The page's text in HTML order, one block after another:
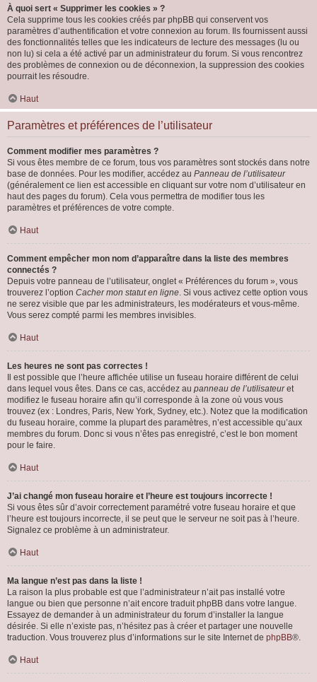
À quoi sert « Supprimer les cookies » ?
Cela supprime tous les cookies créés par phpBB qui conservent vos
paramètres d’authentification et votre connexion au forum. Ils fournissent aussi
des fonctionnalités telles que les indicateurs de lecture des messages (lu ou
non lu) si cela a été activé par un administrateur du forum. Si vous rencontrez
des problèmes de connexion ou de déconnexion, la suppression des cookies
pourrait les résoudre.
Haut
Paramètres et préférences de l’utilisateur
Comment modifier mes paramètres ?
Si vous êtes membre de ce forum, tous vos paramètres sont stockés dans notre
base de données. Pour les modifier, accédez au Panneau de l’utilisateur
(généralement ce lien est accessible en cliquant sur votre nom d’utilisateur en
haut des pages du forum). Cela vous permettra de modifier tous les
paramètres et préférences de votre compte.
Haut
Comment empêcher mon nom d’apparaître dans la liste des membres
connectés ?
Depuis votre panneau de l’utilisateur, onglet « Préférences du forum », vous
trouverez l’option Cacher mon statut en ligne. Si vous activez cette option vous
ne serez visible que par les administrateurs, les modérateurs et vous-même.
Vous serez compté parmi les membres invisibles.
Haut
Les heures ne sont pas correctes !
Il est possible que l’heure affichée utilise un fuseau horaire différent de celui
dans lequel vous êtes. Dans ce cas, accédez au panneau de l’utilisateuret
modifiez le fuseau horaire afin qu’il corresponde à la zone où vous vous
trouvez (ex : Londres, Paris, New York, Sydney, etc.). Notez que la modification
du fuseau horaire, comme la plupart des paramètres, n’est accessible qu’aux
membres du forum. Donc si vous n’êtes pas enregistré, c’est le bon moment
pour le faire.
Haut
J’ai changé mon fuseau horaire et l’heure est toujours incorrecte !
Si vous êtes sûr d’avoir correctement paramétré votre fuseau horaire et que
l’heure est toujours incorrecte, il se peut que le serveur ne soit pas à l’heure.
Signalez ce problème à un administrateur.
Haut
Ma langue n’est pas dans la liste !
La raison la plus probable est que l’administrateur n’ait pas installé votre
langue ou bien que personne n’ait encore traduit phpBB dans votre langue.
Essayez de demander à un administrateur du forum d’installer la langue
désirée. Si elle n’existe pas, n’hésitez pas à créer et partager une nouvelle
traduction. Vous trouverez plus d’informations sur le site Internet de phpBB®.
Haut